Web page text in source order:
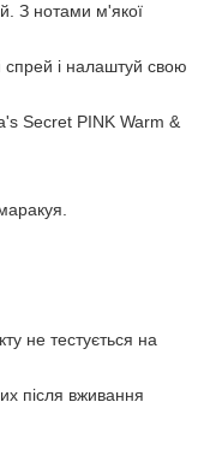
З нотами м'якої
і налаштуй свою
Secret PINK Warm &
не тестується на
після вживання